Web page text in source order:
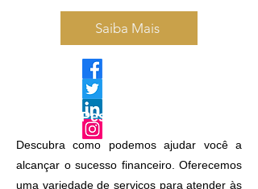
Saiba Mais
Serviços Pessoa Física
Descubra como podemos ajudar você a
alcançar o sucesso financeiro. Oferecemos
uma variedade de serviços para atender às